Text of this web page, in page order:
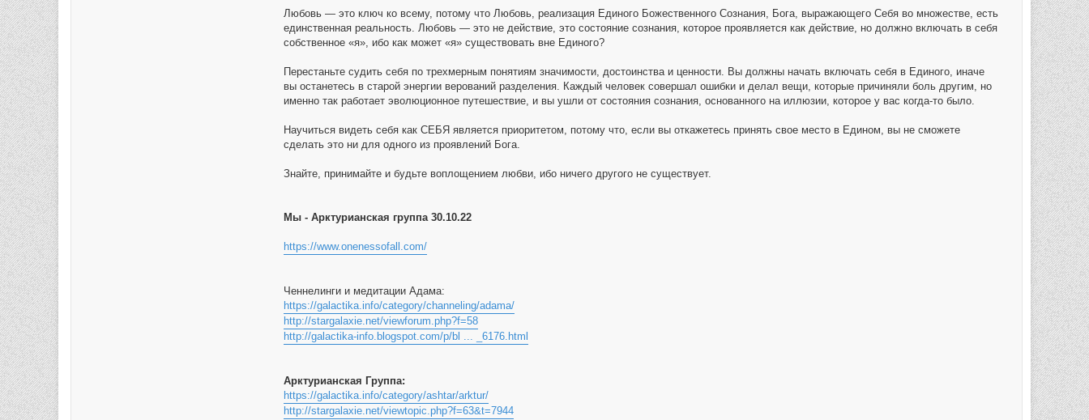
Любовь — это ключ ко всему, потому что Любовь, реализация Единого Божественного Сознания, Бога, выражающего Себя во множестве, есть
единственная реальность. Любовь — это не действие, это состояние сознания, которое проявляется как действие, но должно включать в себя
собственное «я», ибо как может «я» существовать вне Единого?
Перестаньте судить себя по трехмерным понятиям значимости, достоинства и ценности. Вы должны начать включать себя в Единого, иначе
вы останетесь в старой энергии верований разделения. Каждый человек совершал ошибки и делал вещи, которые причиняли боль другим, но
именно так работает эволюционное путешествие, и вы ушли от состояния сознания, основанного на иллюзии, которое у вас когда-то было.
Научиться видеть себя как СЕБЯ является приоритетом, потому что, если вы откажетесь принять свое место в Едином, вы не сможете
сделать это ни для одного из проявлений Бога.
Знайте, принимайте и будьте воплощением любви, ибо ничего другого не существует.
Мы - Арктурианская группа 30.10.22
https://www.onenessofall.com/
Ченнелинги и медитации Адама:
https://galactika.info/category/channeling/adama/
http://stargalaxie.net/viewforum.php?f=58
http://galactika-info.blogspot.com/p/bl ... _6176.html
Арктурианская Группа:
https://galactika.info/category/ashtar/arktur/
http://stargalaxie.net/viewtopic.php?f=63&t=7944